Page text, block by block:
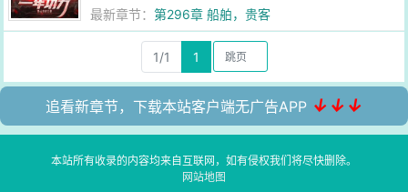
最新章节：第296章 船舶，贵客
1/1 1
追看新章节，下载本站客户端无广告APP ↓↓↓
本站所有收录的内容均来自互联网，如有侵权我们将尽快删除。
网站地图